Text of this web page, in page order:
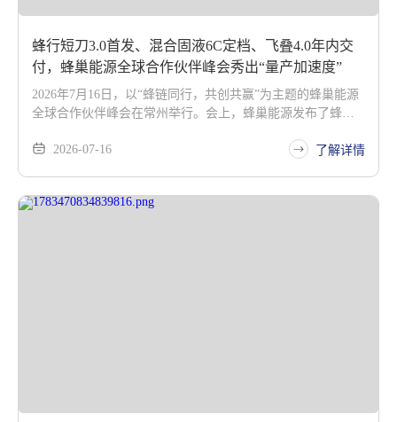
蜂行短刀3.0首发、混合固液6C定档、飞叠4.0年内交
付，蜂巢能源全球合作伙伴峰会秀出“量产加速度”
2026年7月16日，以“蜂链同行，共创共赢”为主题的蜂巢能源
全球合作伙伴峰会在常州举行。会上，蜂巢能源发布了蜂行
池包等一系列覆盖动力、储能及新兴市场的全场景新品，并
板。
2026-07-16 了解详情